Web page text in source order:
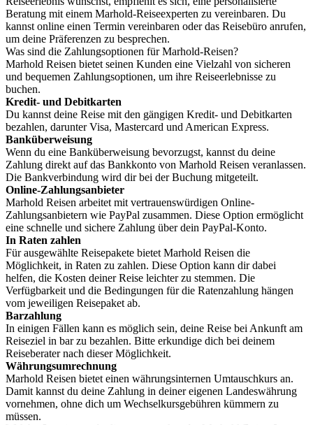
Beratung mit einem Marhold-Reiseexperten zu vereinbaren. Du
kannst online einen Termin vereinbaren oder das Reisebüro anrufen,
um deine Präferenzen zu besprechen.
Was sind die Zahlungsoptionen für Marhold-Reisen?
Marhold Reisen bietet seinen Kunden eine Vielzahl von sicheren
und bequemen Zahlungsoptionen, um ihre Reiseerlebnisse zu
buchen.
Kredit- und Debitkarten
Du kannst deine Reise mit den gängigen Kredit- und Debitkarten
bezahlen, darunter Visa, Mastercard und American Express.
Banküberweisung
Wenn du eine Banküberweisung bevorzugst, kannst du deine
Zahlung direkt auf das Bankkonto von Marhold Reisen veranlassen.
Die Bankverbindung wird dir bei der Buchung mitgeteilt.
Online-Zahlungsanbieter
Marhold Reisen arbeitet mit vertrauenswürdigen Online-
Zahlungsanbietern wie PayPal zusammen. Diese Option ermöglicht
eine schnelle und sichere Zahlung über dein PayPal-Konto.
In Raten zahlen
Für ausgewählte Reisepakete bietet Marhold Reisen die
Möglichkeit, in Raten zu zahlen. Diese Option kann dir dabei
helfen, die Kosten deiner Reise leichter zu stemmen. Die
Verfügbarkeit und die Bedingungen für die Ratenzahlung hängen
vom jeweiligen Reisepaket ab.
Barzahlung
In einigen Fällen kann es möglich sein, deine Reise bei Ankunft am
Reiseziel in bar zu bezahlen. Bitte erkundige dich bei deinem
Reiseberater nach dieser Möglichkeit.
Währungsumrechnung
Marhold Reisen bietet einen währungsinternen Umtauschkurs an.
Damit kannst du deine Zahlung in deiner eigenen Landeswährung
vornehmen, ohne dich um Wechselkursgebühren kümmern zu
müssen.